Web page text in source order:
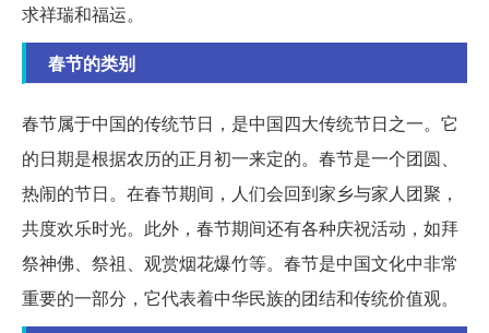
求祥瑞和福运。
春节的类别
春节属于中国的传统节日，是中国四大传统节日之一。它
的日期是根据农历的正月初一来定的。春节是一个团圆、
热闹的节日。在春节期间，人们会回到家乡与家人团聚，
共度欢乐时光。此外，春节期间还有各种庆祝活动，如拜
祭神佛、祭祖、观赏烟花爆竹等。春节是中国文化中非常
重要的一部分，它代表着中华民族的团结和传统价值观。